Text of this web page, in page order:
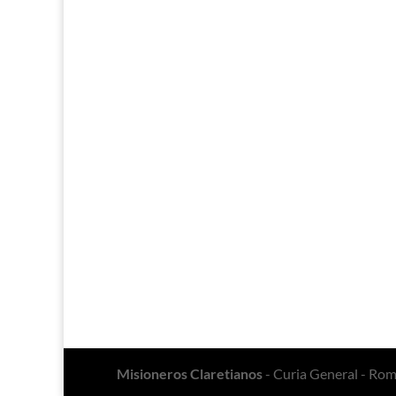
Misioneros Claretianos - Curia General -